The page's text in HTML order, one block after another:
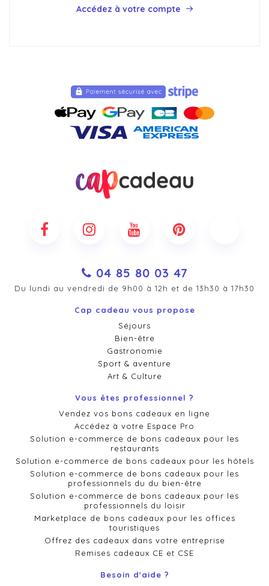
Accédez à votre compte
04 85 80 03 47
Du lundi au vendredi de 9h00 à 12h et de 13h30 à 17h30
Cap cadeau vous propose
Séjours
Bien-être
Gastronomie
Sport & aventure
Art & Culture
Vous êtes professionnel ?
Vendez vos bons cadeaux en ligne
Accédez à votre Espace Pro
Solution e-commerce de bons cadeaux pour les
restaurants
Solution e-commerce de bons cadeaux pour les hôtels
Solution e-commerce de bons cadeaux pour les
professionnels du du bien-être
Solution e-commerce de bons cadeaux pour les
professionnels du loisir
Marketplace de bons cadeaux pour les offices
touristiques
Offrez des cadeaux dans votre entreprise
Remises cadeaux CE et CSE
Besoin d'aide ?